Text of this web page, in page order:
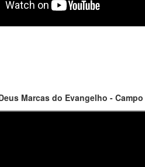
Marcas do Evangelho -